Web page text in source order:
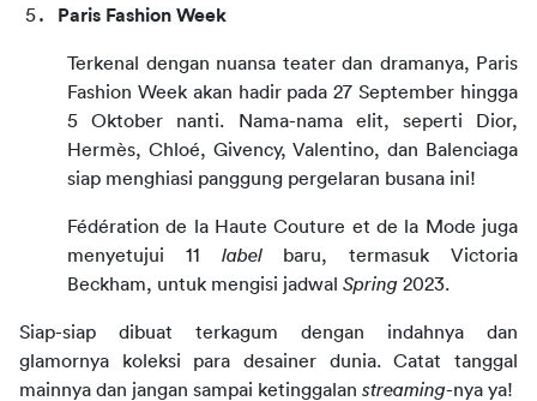
Paris Fashion Week
Terkenal dengan nuansa teater dan dramanya, Paris
Fashion Week akan hadir pada 27 September hingga
5 Oktober nanti. Nama-nama elit, seperti Dior,
Hermès, Chloé, Givency, Valentino, dan Balenciaga
siap menghiasi panggung pergelaran busana ini!
Fédération de la Haute Couture et de la Mode juga
menyetujui 11 label baru, termasuk Victoria
Beckham, untuk mengisi jadwal Spring 2023.
Siap-siap dibuat terkagum dengan indahnya dan
glamornya koleksi para desainer dunia. Catat tanggal
mainnya dan jangan sampai ketinggalan streaming-nya ya!